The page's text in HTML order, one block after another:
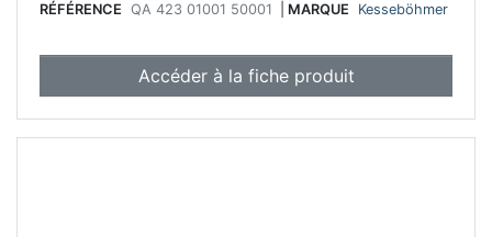
RÉFÉRENCE QA 423 01001 50001 MARQUE Kesseböhmer
Accéder à la fiche produit